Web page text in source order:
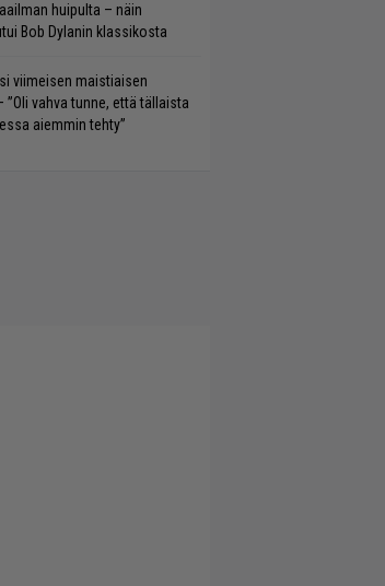
huipulta – näin
Bob Dylanin klassikosta
viimeisen maistiaisen
vahva tunne, että tällaista
aiemmin tehty”